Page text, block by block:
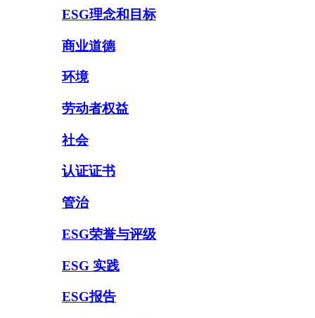
ESG理念和目标
商业道德
环境
劳动者权益
社会
认证证书
管治
ESG荣誉与评级
ESG 实践
ESG报告